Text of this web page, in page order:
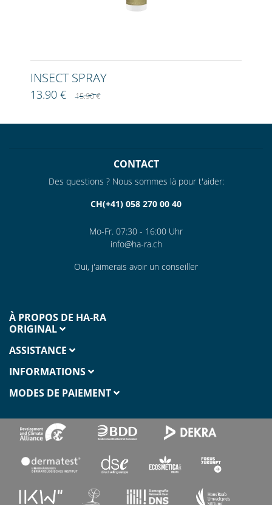
INSECT SPRAY
13.90 €15.90 €
CONTACT
Des questions ? Nous sommes là pour t'aider:
CH(+41) 058 270 00 40
Mo-Fr. 07:30 - 16:00 Uhr
info@ha-ra.ch
Oui, j'aimerais avoir un conseiller
À PROPOS DE HA-RA
ORIGINAL
ASSISTANCE
INFORMATIONS
MODES DE PAIEMENT